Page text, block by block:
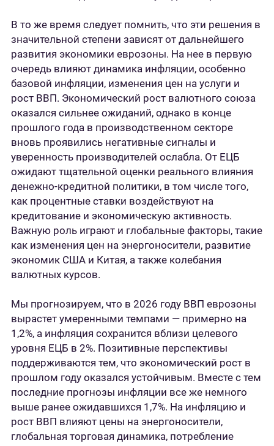
В то же время следует помнить, что эти решения в
значительной степени зависят от дальнейшего
развития экономики еврозоны. На нее в первую
очередь влияют динамика инфляции, особенно
базовой инфляции, изменения цен на услуги и
рост ВВП. Экономический рост валютного союза
оказался сильнее ожиданий, однако в конце
прошлого года в производственном секторе
вновь проявились негативные сигналы и
уверенность производителей ослабла. От ЕЦБ
ожидают тщательной оценки реального влияния
денежно-кредитной политики, в том числе того,
как процентные ставки воздействуют на
кредитование и экономическую активность.
Важную роль играют и глобальные факторы, такие
как изменения цен на энергоносители, развитие
экономик США и Китая, а также колебания
валютных курсов.
Мы прогнозируем, что в 2026 году ВВП еврозоны
вырастет умеренными темпами — примерно на
1,2%, а инфляция сохранится вблизи целевого
уровня ЕЦБ в 2%. Позитивные перспективы
поддерживаются тем, что экономический рост в
прошлом году оказался устойчивым. Вместе с тем
последние прогнозы инфляции все же немного
выше ранее ожидавшихся 1,7%. На инфляцию и
рост ВВП влияют цены на энергоносители,
глобальная торговая динамика, потребление